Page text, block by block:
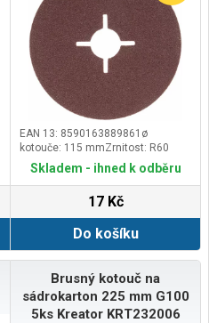
EAN 13: 8590163889861ø
kotouče: 115 mmZrnitost: R60
Skladem - ihned k odběru
17 Kč
Do košíku
Brusný kotouč na
sádrokarton 225 mm G100
5ks Kreator KRT232006